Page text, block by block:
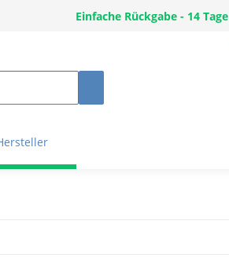
Einfache Rückgabe - 14